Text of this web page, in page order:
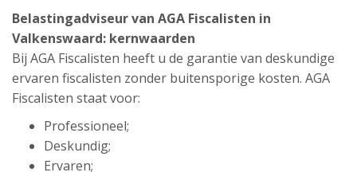
Belastingadviseur van AGA Fiscalisten in
Valkenswaard: kernwaarden
Bij AGA Fiscalisten heeft u de garantie van deskundige
ervaren fiscalisten zonder buitensporige kosten. AGA
Fiscalisten staat voor:
Professioneel;
Deskundig;
Ervaren;